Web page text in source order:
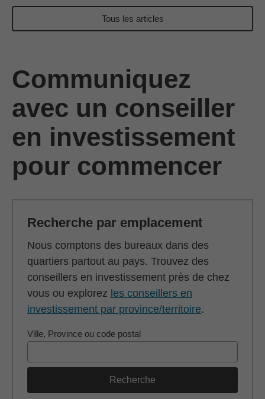
Tous les articles
Communiquez
avec un conseiller
en investissement
pour commencer
Recherche par emplacement
Nous comptons des bureaux dans des
quartiers partout au pays. Trouvez des
conseillers en investissement près de chez
vous ou explorez les conseillers en
investissement par province/territoire.
Ville, Province ou code postal
Recherche